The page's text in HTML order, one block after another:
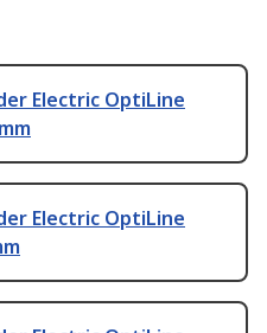
Electric OptiLine
Electric OptiLine